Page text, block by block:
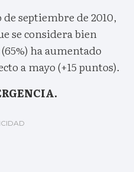
septiembre de 2010,
se considera bien
ha aumentado
a mayo (+15 puntos).